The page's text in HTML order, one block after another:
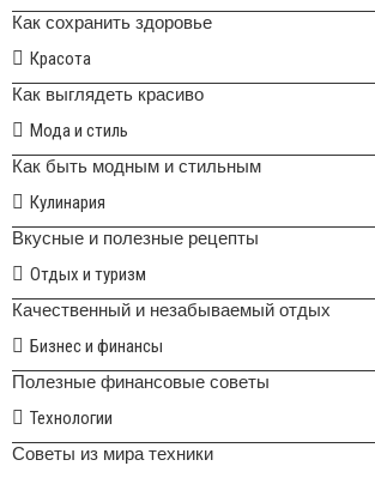
Как сохранить здоровье
Красота
Как выглядеть красиво
Мода и стиль
Как быть модным и стильным
Кулинария
Вкусные и полезные рецепты
Отдых и туризм
Качественный и незабываемый отдых
Бизнес и финансы
Полезные финансовые советы
Технологии
Советы из мира техники